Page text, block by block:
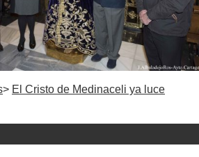
El Cristo de Medinaceli ya luce